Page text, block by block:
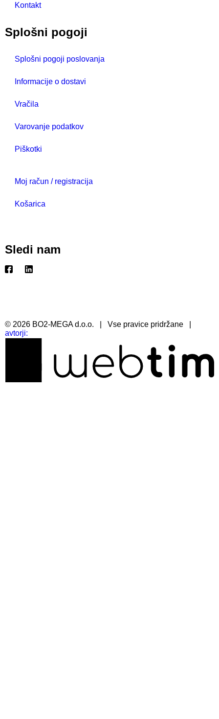
Kontakt
Splošni pogoji
Splošni pogoji poslovanja
Informacije o dostavi
Vračila
Varovanje podatkov
Piškotki
Moj račun / registracija
Košarica
Sledi nam
© 2026 BO2-MEGA d.o.o. Vse pravice pridržane
avtorji: